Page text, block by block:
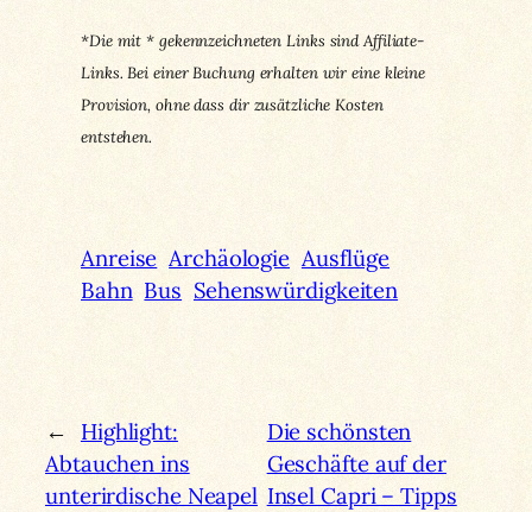
*Die mit * gekennzeichneten Links sind Affiliate-
Links. Bei einer Buchung erhalten wir eine kleine
Provision, ohne dass dir zusätzliche Kosten
entstehen.
Anreise Archäologie Ausflüge
Bahn Bus Sehenswürdigkeiten
←
Highlight:
Abtauchen ins
unterirdische Neapel
Die schönsten
Geschäfte auf der
Insel Capri – Tipps